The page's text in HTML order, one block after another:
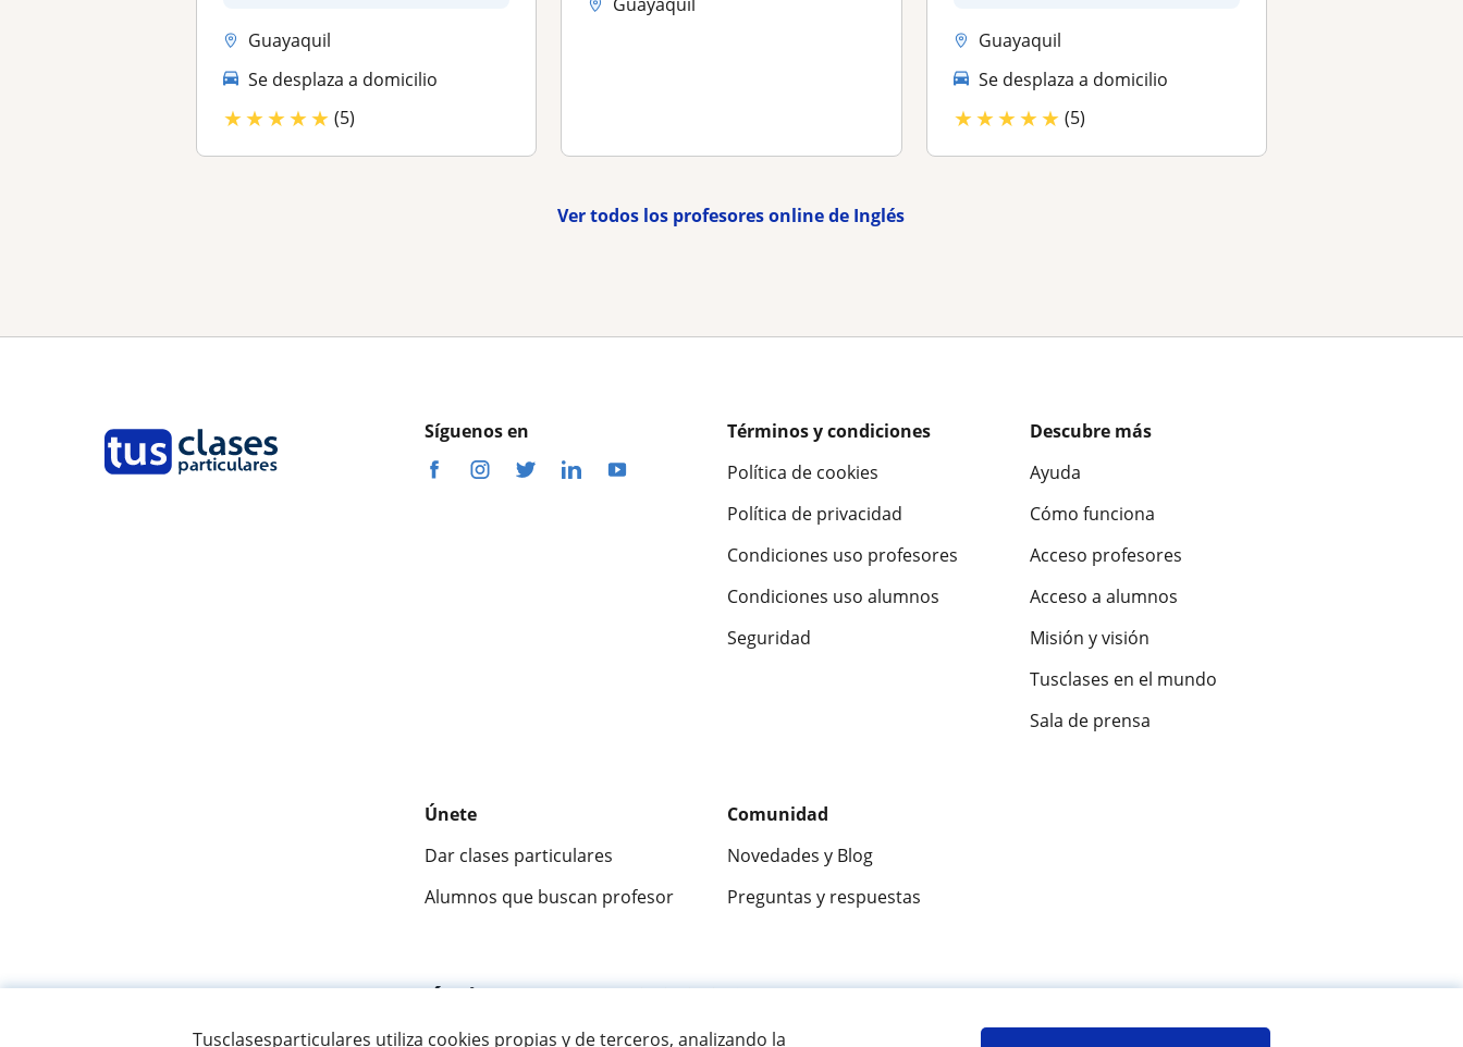
Tusclasesparticulares utiliza cookies propias y de terceros, analizando la
Guayaquil
Se desplaza a domicilio
★★★★★ (5)
Guayaquil
Se desplaza a domicilio
★★★★★ (5)
Ver todos los profesores online de Inglés
Síguenos en
Términos y condiciones
Política de cookies
Política de privacidad
Condiciones uso profesores
Condiciones uso alumnos
Seguridad
Descubre más
Ayuda
Cómo funciona
Acceso profesores
Acceso a alumnos
Misión y visión
Tusclases en el mundo
Sala de prensa
Únete
Dar clases particulares
Alumnos que buscan profesor
Comunidad
Novedades y Blog
Preguntas y respuestas
Fantástica 9,5/10 ★★★★★